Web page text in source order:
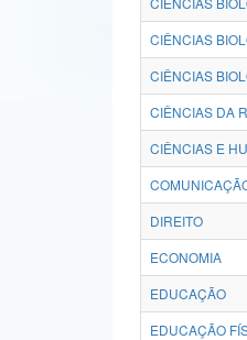
CIÊNCIAS
CIÊNCIAS
CIÊNCIAS DA
CIÊNCIAS E
DIREITO
ECONOMIA
EDUCAÇÃO
EDUCAÇÃO